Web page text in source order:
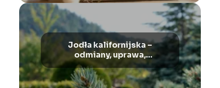
Jodła kalifornijska –
odmiany, uprawa,
pielęgnacja